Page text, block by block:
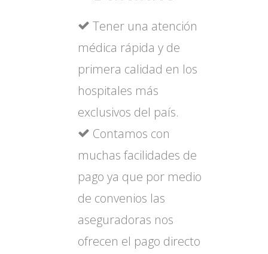
Tener una atención
médica rápida y de
primera calidad en los
hospitales más
exclusivos del país.
Contamos con
muchas facilidades de
pago ya que por medio
de convenios las
aseguradoras nos
ofrecen el pago directo